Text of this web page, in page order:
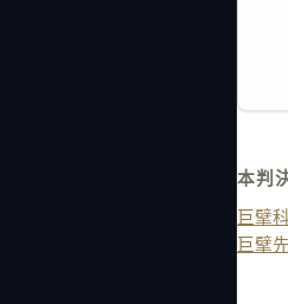
本判
巨擘
巨擘